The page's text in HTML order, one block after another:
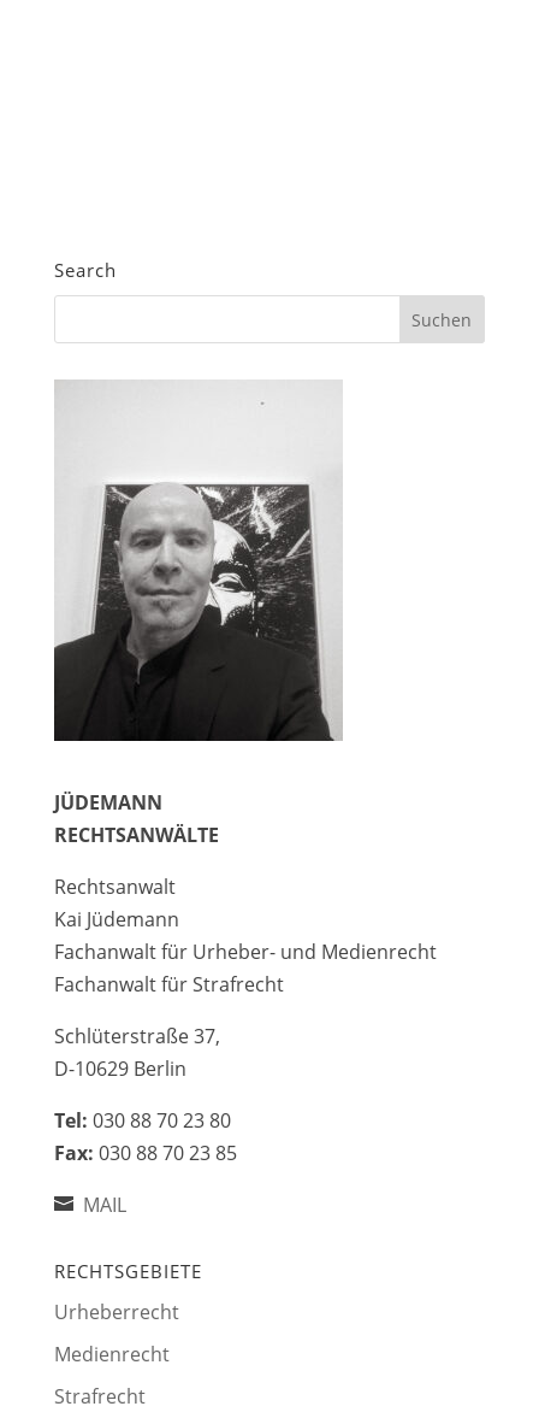
Search
JÜDEMANN
RECHTSANWÄLTE
Rechtsanwalt
Kai Jüdemann
Fachanwalt für Urheber- und Medienrecht
Fachanwalt für Strafrecht
Schlüterstraße 37,
D-10629 Berlin
Tel: 030 88 70 23 80
Fax: 030 88 70 23 85
MAIL
RECHTSGEBIETE
Urheberrecht
Medienrecht
Strafrecht